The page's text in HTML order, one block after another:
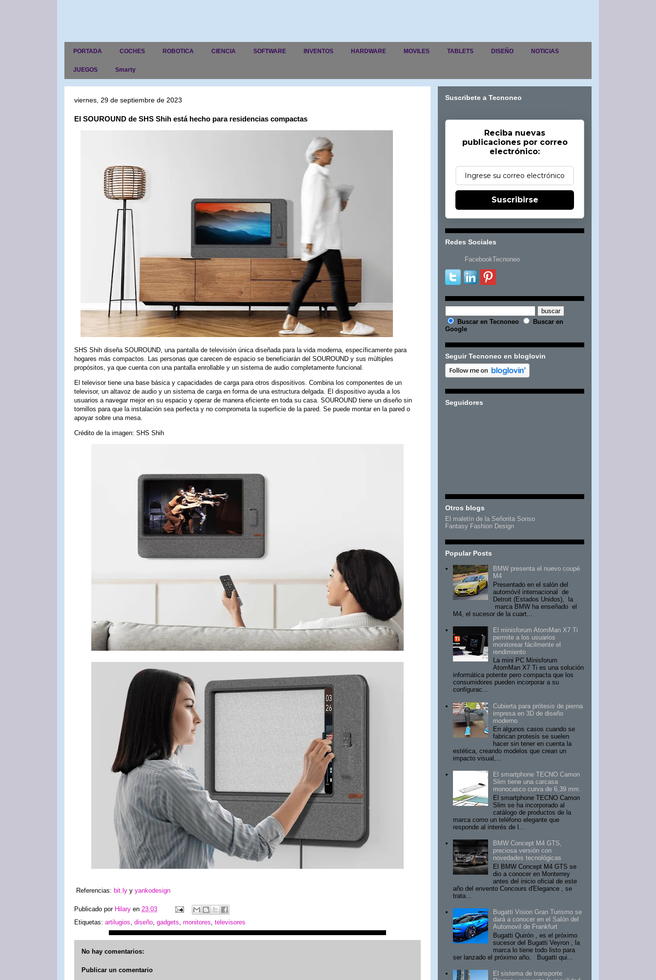
PORTADA COCHES ROBOTICA CIENCIA SOFTWARE INVENTOS HARDWARE MOVILES TABLETS DISEÑO NOTICIAS
JUEGOS Smarty
viernes, 29 de septiembre de 2023
El SOUROUND de SHS Shih está hecho para residencias compactas
SHS Shih diseña SOUROUND, una pantalla de televisión única diseñada para la vida moderna, específicamente para
hogares más compactos. Las personas que carecen de espacio se beneficiarán del SOUROUND y sus múltiples
propósitos, ya que cuenta con una pantalla enrollable y un sistema de audio completamente funcional.
El televisor tiene una base básica y capacidades de carga para otros dispositivos. Combina los componentes de un
televisor, un altavoz de audio y un sistema de carga en forma de una estructura delgada. El dispositivo ayuda a los
usuarios a navegar mejor en su espacio y operar de manera eficiente en toda su casa. SOUROUND tiene un diseño sin
tornillos para que la instalación sea perfecta y no comprometa la superficie de la pared. Se puede montar en la pared o
apoyar sobre una mesa.
Crédito de la imagen: SHS Shih
Referencias: bit.ly y yankodesign
Publicado por Hilary en 23:03
Etiquetas: artilugios diseño gadgets monitores televisores
No hay comentarios:
Publicar un comentario
Suscribete a Tecnoneo
Reciba nuevas
publicaciones por correo
electrónico:
Suscribirse
Redes Sociales
FacebookTecnoneo
Buscar en Tecnoneo
Buscar en
Google
Seguir Tecnoneo en bloglovin
Seguidores
Otros blogs
El maletín de la Señorita Sonso
Fantasy Fashion Design
Popular Posts
BMW presenta el nuevo coupé
M4
Presentado en el salón del
automóvil internacional de
Detroit (Estados Unidos), la
marca BMW ha enseñado el
M4, el sucesor de la cuart...
El minisforum AtomMan X7 Ti
permite a los usuarios
monitorear fácilmente el
rendimiento
La mini PC Minisforum
AtomMan X7 Ti es una solución
informática potente pero compacta que los
consumidores pueden incorporar a su
configurac...
Cubierta para prótesis de pierna
impresa en 3D de diseño
moderno
En algunos casos cuando se
fabrican protesis se suelen
hacer sin tener en cuenta la
estética, creando modelos que crean un
impacto visual,...
El smartphone TECNO Camon
Slim tiene una carcasa
monocasco curva de 6,39 mm.
El smartphone TECNO Camon
Slim se ha incorporado al
catálogo de productos de la
marca como un teléfono elegante que
responde al interés de l...
BMW Concept M4 GTS,
preciosa versión con
novedades tecnológicas
El BMW Concept M4 GTS se
dio a conocer en Monterrey
antes del inicio oficial de este
año del envento Concours d'Elegance , se
trata...
Bugatti Vision Gran Turismo se
dará a conocer en el Salón del
Automovil de Frankfurt
Bugatti Quirón , es el próximo
sucesor del Bugatti Veyron , la
marca lo tiene todo listo para
ser lanzado el próximo año, Bugatti qui...
El sistema de transporte